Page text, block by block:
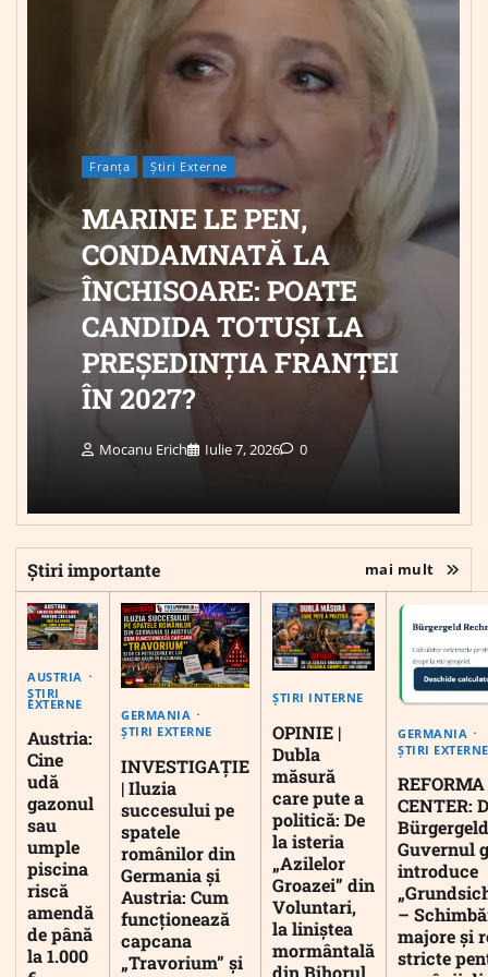
Franța Știri Externe
MARINE LE PEN,
CONDAMNATĂ LA
ÎNCHISOARE: POATE
CANDIDA TOTUȘI LA
PREȘEDINȚIA FRANȚEI
ÎN 2027?
Mocanu Erich Iulie 7, 2026 0
Știri importante mai mult
AUSTRIA
ȘTIRI
EXTERNE
Austria:
Cine
udă
gazonul
sau
umple
piscina
riscă
amendă
de până
la 1.000
GERMANIA
ȘTIRI EXTERNE
INVESTIGAȚIE
| Iluzia
succesului pe
spatele
românilor din
Germania și
Austria: Cum
funcționează
capcana
„Travorium” și
ȘTIRI INTERNE
OPINIE |
Dubla
măsură
care pute a
politică: De
la isteria
„Azilelor
Groazei” din
Voluntari,
la liniștea
mormântală
din Bihorul
GERMANIA
ȘTIRI EXTERNE
CENTER:
Guvernul
introduce
–
majore și
stricte